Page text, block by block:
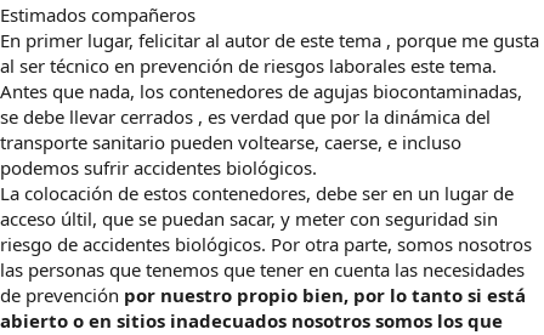
Estimados compañeros
En primer lugar, felicitar al autor de este tema , porque me gusta
al ser técnico en prevención de riesgos laborales este tema.
Antes que nada, los contenedores de agujas biocontaminadas,
se debe llevar cerrados , es verdad que por la dinámica del
transporte sanitario pueden voltearse, caerse, e incluso
podemos sufrir accidentes biológicos.
La colocación de estos contenedores, debe ser en un lugar de
acceso últil, que se puedan sacar, y meter con seguridad sin
riesgo de accidentes biológicos. Por otra parte, somos nosotros
las personas que tenemos que tener en cuenta las necesidades
de prevención por nuestro propio bien, por lo tanto si está
abierto o en sitios inadecuados nosotros somos los que